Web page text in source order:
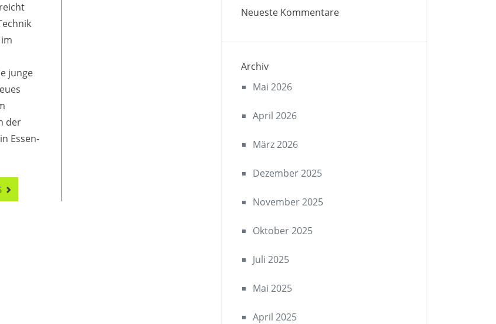
junge
der
Essen-
Neueste Kommentare
Archiv
Mai 2026
April 2026
März 2026
Dezember 2025
November 2025
Oktober 2025
Juli 2025
Mai 2025
April 2025